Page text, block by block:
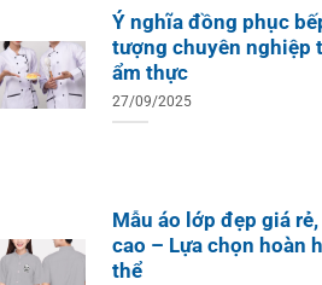
Ý nghĩa đồng phục
tượng chuyên nghiệp
ẩm thực
27/09/2025
Mẫu áo lớp đẹp giá
cao – Lựa chọn hoàn
thể